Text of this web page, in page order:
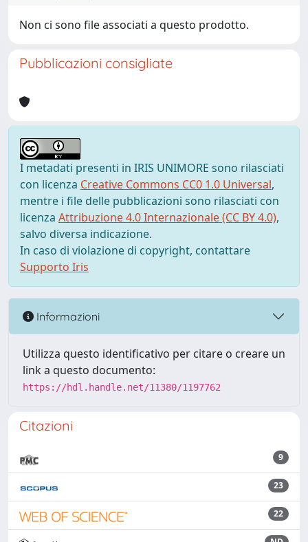
Non ci sono file associati a questo prodotto.
Pubblicazioni consigliate
I metadati presenti in IRIS UNIMORE sono rilasciati
con licenza Creative Commons CC0 1.0 Universal,
mentre i file delle pubblicazioni sono rilasciati con
licenza Attribuzione 4.0 Internazionale (CC BY 4.0),
salvo diversa indicazione.
In caso di violazione di copyright, contattare
Supporto Iris
Informazioni
Utilizza questo identificativo per citare o creare un
link a questo documento:
https://hdl.handle.net/11380/1197762
Citazioni
9
23
22